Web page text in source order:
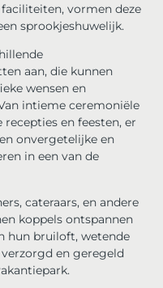
vormen deze
sprookjeshuwelijk.
aan, die kunnen
wensen en
intieme ceremoniële
en feesten, er
onvergetelijke en
in een van de
cateraars, en andere
koppels ontspannen
hun bruiloft, wetende
en geregeld